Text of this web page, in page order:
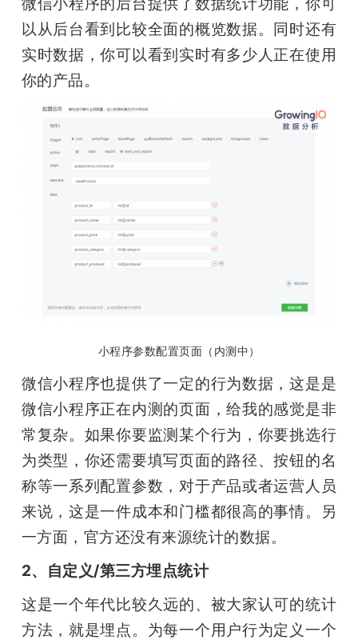
以从后台看到比较全面的概览数据。同时还有
实时数据，你可以看到实时有多少人正在使用
你的产品。
小程序参数配置页面（内测中）
微信小程序也提供了一定的行为数据，这是是
微信小程序正在内测的页面，给我的感觉是非
常复杂。如果你要监测某个行为，你要挑选行
为类型，你还需要填写页面的路径、按钮的名
称等一系列配置参数，对于产品或者运营人员
来说，这是一件成本和门槛都很高的事情。另
一方面，官方还没有来源统计的数据。
2、自定义/第三方埋点统计
这是一个年代比较久远的、被大家认可的统计
方法，就是埋点。为每一个用户行为定义一个